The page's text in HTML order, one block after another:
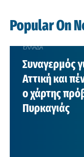
Popular On
ΕΛΛΑΔΑ
Συναγερμός
Αττική και
ο χάρτης
Πυρκαγιάς